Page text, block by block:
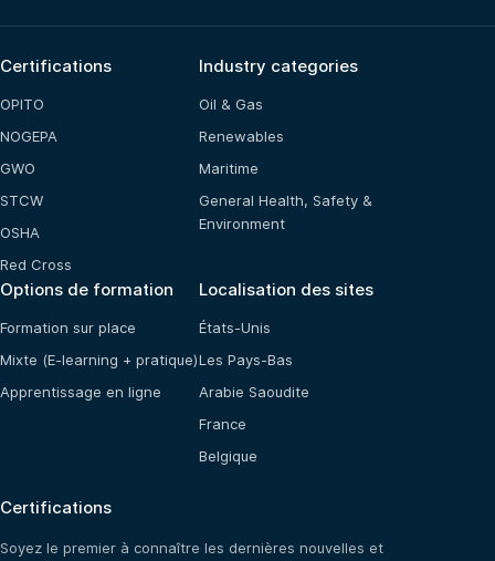
Certifications
OPITO
NOGEPA
GWO
STCW
OSHA
Red Cross
Industry categories
Oil & Gas
Renewables
Maritime
General Health, Safety &
Environment
Options de formation
Formation sur place
Mixte (E-learning + pratique)
Apprentissage en ligne
Localisation des sites
États-Unis
Les Pays-Bas
Arabie Saoudite
France
Belgique
Certifications
Soyez le premier à connaître les dernières nouvelles et